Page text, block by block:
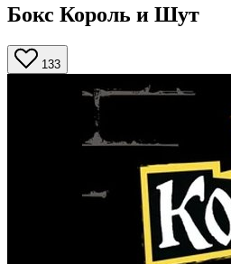
Бокс Король и Шут
133